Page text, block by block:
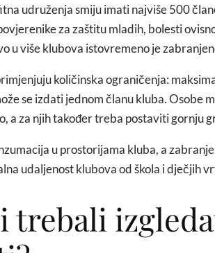
udruženja smiju imati najviše 500
za zaštitu mladih, bolesti
u više klubova istovremeno je
količinska ograničenja:
se izdati jednom članu kluba. Osobe
a za njih također treba postaviti gornju
u prostorijama kluba, a
udaljenost klubova od škola i dječjih
trebali